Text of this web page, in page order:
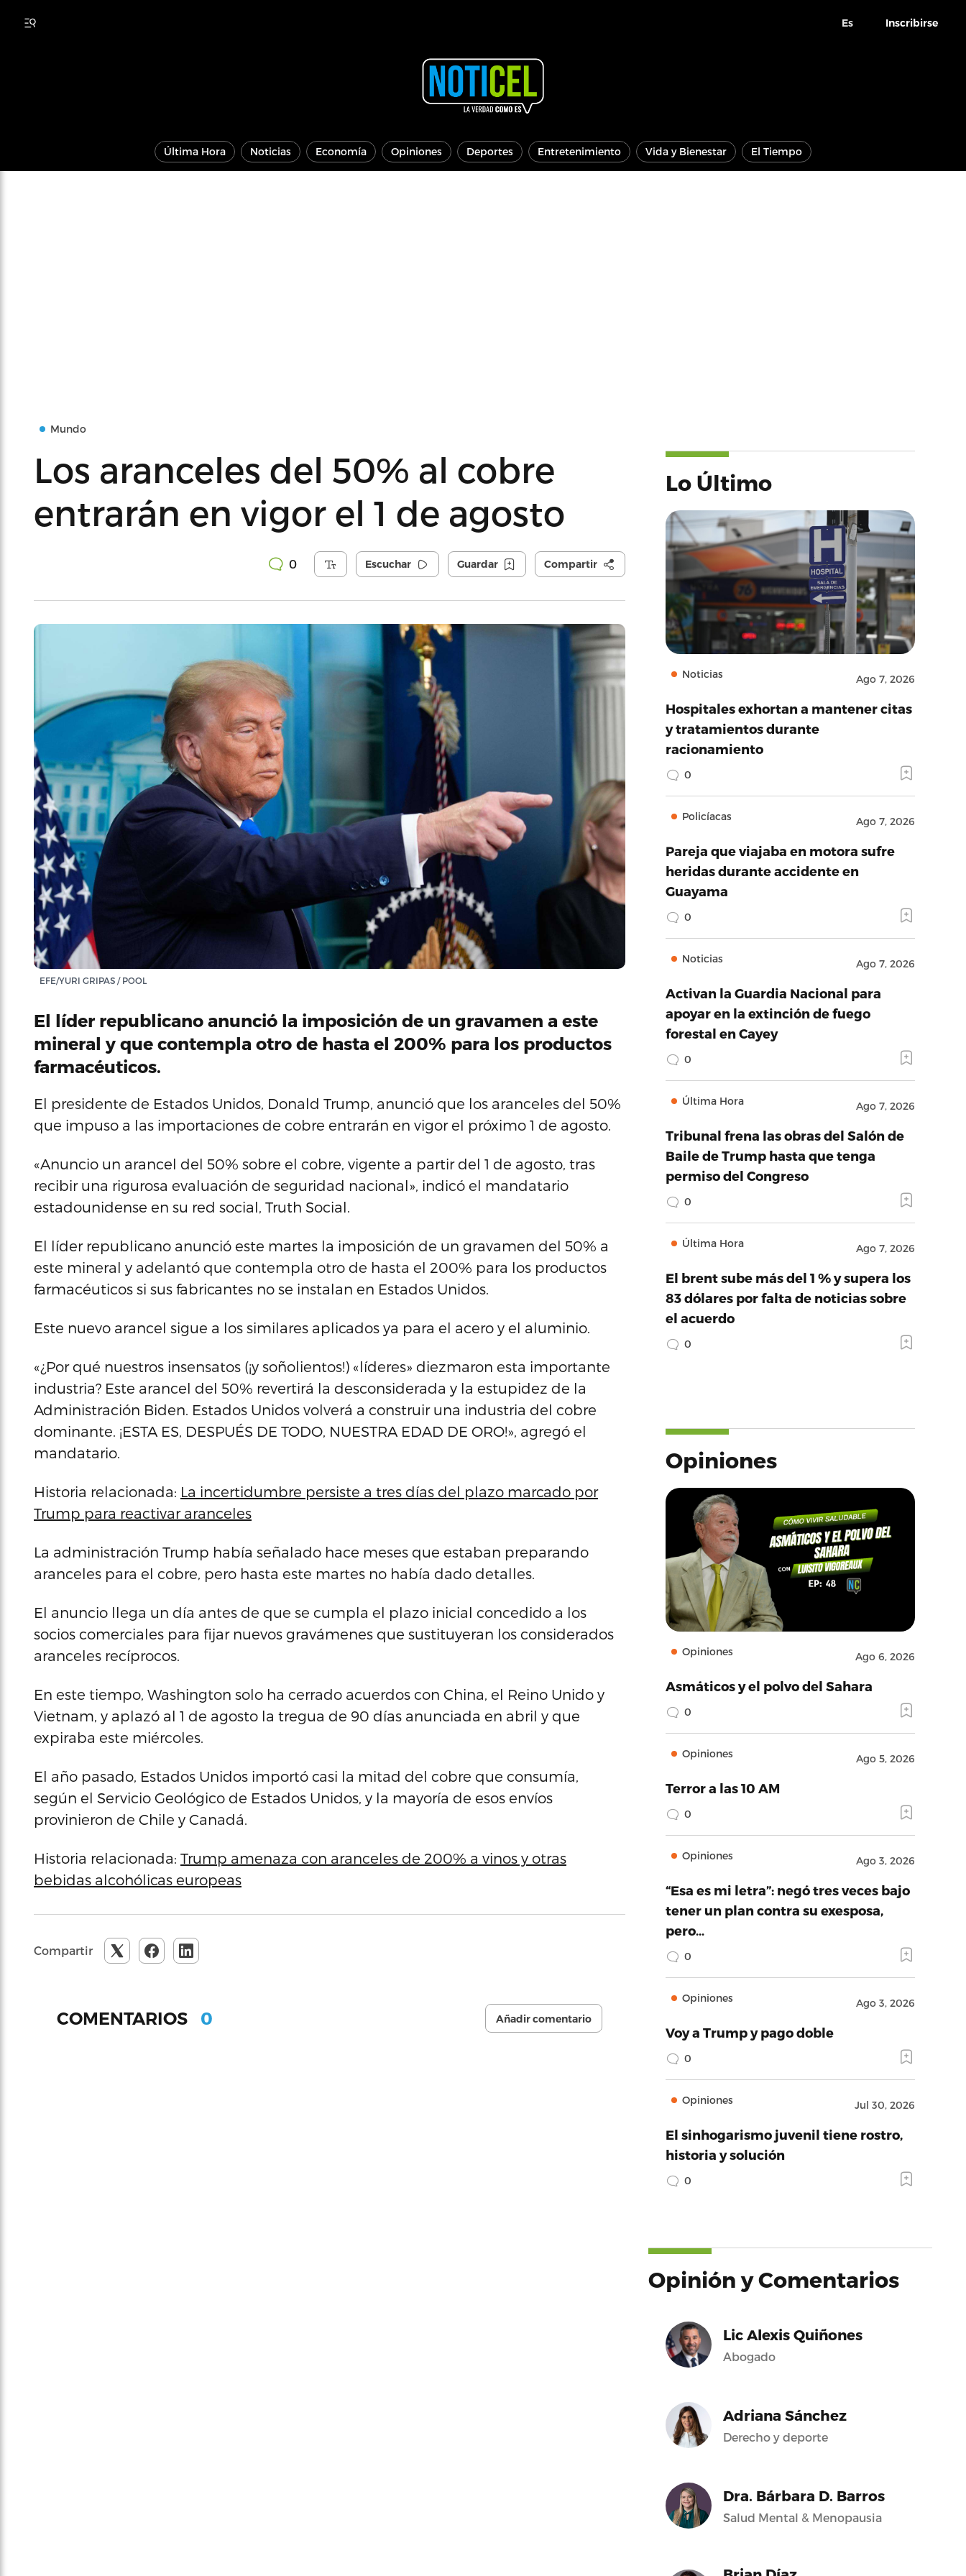
Es Inscribirse
Última Hora Noticias Economía Opiniones Deportes Entretenimiento Vida y Bienestar El Tiempo
Mundo
Los aranceles del 50% al cobre
entrarán en vigor el 1 de agosto
0 Escuchar Guardar Compartir
EFE/YURI GRIPAS / POOL
El líder republicano anunció la imposición de un gravamen a este
mineral y que contempla otro de hasta el 200% para los productos
farmacéuticos.
El presidente de Estados Unidos, Donald Trump, anunció que los aranceles del 50%
que impuso a las importaciones de cobre entrarán en vigor el próximo 1 de agosto.
«Anuncio un arancel del 50% sobre el cobre, vigente a partir del 1 de agosto, tras
recibir una rigurosa evaluación de seguridad nacional», indicó el mandatario
estadounidense en su red social, Truth Social.
El líder republicano anunció este martes la imposición de un gravamen del 50% a
este mineral y adelantó que contempla otro de hasta el 200% para los productos
farmacéuticos si sus fabricantes no se instalan en Estados Unidos.
Este nuevo arancel sigue a los similares aplicados ya para el acero y el aluminio.
«¿Por qué nuestros insensatos (¡y soñolientos!) «líderes» diezmaron esta importante
industria? Este arancel del 50% revertirá la desconsiderada y la estupidez de la
Administración Biden. Estados Unidos volverá a construir una industria del cobre
dominante. ¡ESTA ES, DESPUÉS DE TODO, NUESTRA EDAD DE ORO!», agregó el
mandatario.
Historia relacionada: La incertidumbre persiste a tres días del plazo marcado por
Trump para reactivar aranceles
La administración Trump había señalado hace meses que estaban preparando
aranceles para el cobre, pero hasta este martes no había dado detalles.
El anuncio llega un día antes de que se cumpla el plazo inicial concedido a los
socios comerciales para fijar nuevos gravámenes que sustituyeran los considerados
aranceles recíprocos.
En este tiempo, Washington solo ha cerrado acuerdos con China, el Reino Unido y
Vietnam, y aplazó al 1 de agosto la tregua de 90 días anunciada en abril y que
expiraba este miércoles.
El año pasado, Estados Unidos importó casi la mitad del cobre que consumía,
según el Servicio Geológico de Estados Unidos, y la mayoría de esos envíos
provinieron de Chile y Canadá.
Historia relacionada: Trump amenaza con aranceles de 200% a vinos y otras
bebidas alcohólicas europeas
Compartir
COMENTARIOS 0 Añadir comentario
Lo Último
Noticias Ago 7, 2026
Hospitales exhortan a mantener citas
y tratamientos durante
racionamiento
0
Policíacas Ago 7, 2026
Pareja que viajaba en motora sufre
heridas durante accidente en
Guayama
0
Noticias Ago 7, 2026
Activan la Guardia Nacional para
apoyar en la extinción de fuego
forestal en Cayey
0
Última Hora Ago 7, 2026
Tribunal frena las obras del Salón de
Baile de Trump hasta que tenga
permiso del Congreso
0
Última Hora Ago 7, 2026
El brent sube más del 1 % y supera los
83 dólares por falta de noticias sobre
el acuerdo
0
Opiniones
Opiniones Ago 6, 2026
Asmáticos y el polvo del Sahara
0
Opiniones Ago 5, 2026
Terror a las 10 AM
0
Opiniones Ago 3, 2026
“Esa es mi letra”: negó tres veces bajo
tener un plan contra su exesposa,
pero…
0
Opiniones Ago 3, 2026
Voy a Trump y pago doble
0
Opiniones Jul 30, 2026
El sinhogarismo juvenil tiene rostro,
historia y solución
0
Opinión y Comentarios
Lic Alexis Quiñones
Abogado
Adriana Sánchez
Derecho y deporte
Dra. Bárbara D. Barros
Salud Mental & Menopausia